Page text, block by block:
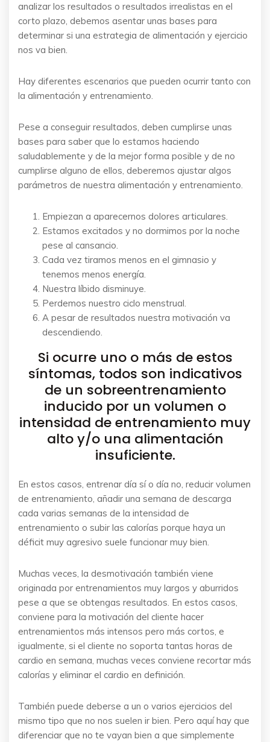
analizar los resultados o resultados irrealistas en el
corto plazo, debemos asentar unas bases para
determinar si una estrategia de alimentación y ejercicio
nos va bien.
Hay diferentes escenarios que pueden ocurrir tanto con
la alimentación y entrenamiento.
Pese a conseguir resultados, deben cumplirse unas
bases para saber que lo estamos haciendo
saludablemente y de la mejor forma posible y de no
cumplirse alguno de ellos, deberemos ajustar algos
parámetros de nuestra alimentación y entrenamiento.
Empiezan a aparecernos dolores articulares.
Estamos excitados y no dormimos por la noche
pese al cansancio.
Cada vez tiramos menos en el gimnasio y
tenemos menos energía.
Nuestra líbido disminuye.
Perdemos nuestro ciclo menstrual.
A pesar de resultados nuestra motivación va
descendiendo.
Si ocurre uno o más de estos
síntomas, todos son indicativos
de un sobreentrenamiento
inducido por un volumen o
intensidad de entrenamiento muy
alto y/o una alimentación
insuficiente.
En estos casos, entrenar día sí o día no, reducir volumen
de entrenamiento, añadir una semana de descarga
cada varias semanas de la intensidad de
entrenamiento o subir las calorías porque haya un
déficit muy agresivo suele funcionar muy bien.
Muchas veces, la desmotivación también viene
originada por entrenamientos muy largos y aburridos
pese a que se obtengas resultados. En estos casos,
conviene para la motivación del cliente hacer
entrenamientos más intensos pero más cortos, e
igualmente, si el cliente no soporta tantas horas de
cardio en semana, muchas veces conviene recortar más
calorías y eliminar el cardio en definición.
También puede deberse a un o varios ejercicios del
mismo tipo que no nos suelen ir bien. Pero aquí hay que
diferenciar que no te vayan bien a que simplemente